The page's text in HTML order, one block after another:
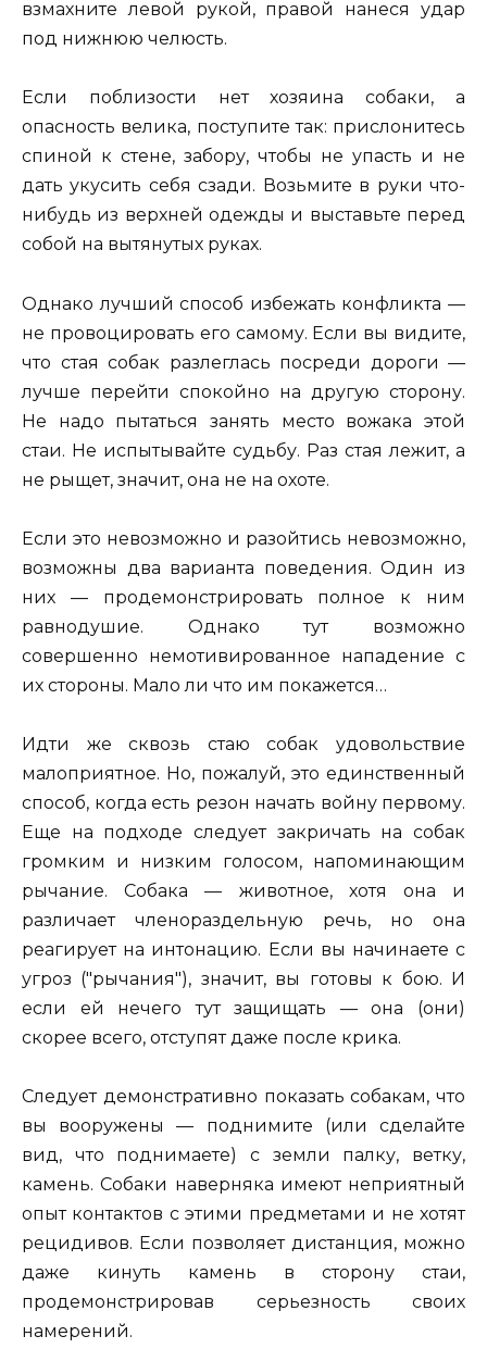
взмахните левой рукой, правой нанеся удар
под нижнюю челюсть.
Если поблизости нет хозяина собаки, а
опасность велика, поступите так: прислонитесь
спиной к стене, забору, чтобы не упасть и не
дать укусить себя сзади. Возьмите в руки что-
нибудь из верхней одежды и выставьте перед
собой на вытянутых руках.
Однако лучший способ избежать конфликта —
не провоцировать его самому. Если вы видите,
что стая собак разлеглась посреди дороги —
лучше перейти спокойно на другую сторону.
Не надо пытаться занять место вожака этой
стаи. Не испытывайте судьбу. Раз стая лежит, а
не рыщет, значит, она не на охоте.
Если это невозможно и разойтись невозможно,
возможны два варианта поведения. Один из
них — продемонстрировать полное к ним
равнодушие. Однако тут возможно
совершенно немотивированное нападение с
их стороны. Мало ли что им покажется…
Идти же сквозь стаю собак удовольствие
малоприятное. Но, пожалуй, это единственный
способ, когда есть резон начать войну первому.
Еще на подходе следует закричать на собак
громким и низким голосом, напоминающим
рычание. Собака — животное, хотя она и
различает членораздельную речь, но она
реагирует на интонацию. Если вы начинаете с
угроз ("рычания"), значит, вы готовы к бою. И
если ей нечего тут защищать — она (они)
скорее всего, отступят даже после крика.
Следует демонстративно показать собакам, что
вы вооружены — поднимите (или сделайте
вид, что поднимаете) с земли палку, ветку,
камень. Собаки наверняка имеют неприятный
опыт контактов с этими предметами и не хотят
рецидивов. Если позволяет дистанция, можно
даже кинуть камень в сторону стаи,
продемонстрировав серьезность своих
намерений.